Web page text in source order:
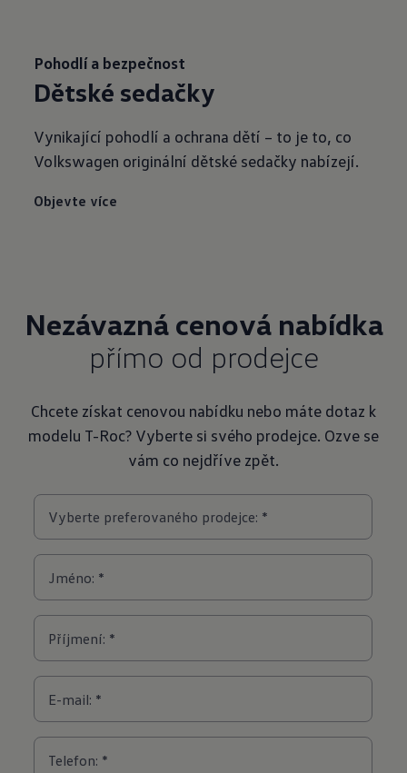
Pohodlí a bezpečnost
Dětské sedačky
Vynikající pohodlí a ochrana dětí – to je to, co
Volkswagen originální dětské sedačky nabízejí.
Objevte více
Nezávazná cenová nabídka
přímo od prodejce
Chcete získat cenovou nabídku nebo máte dotaz k
modelu T-Roc? Vyberte si svého prodejce. Ozve se
vám co nejdříve zpět.